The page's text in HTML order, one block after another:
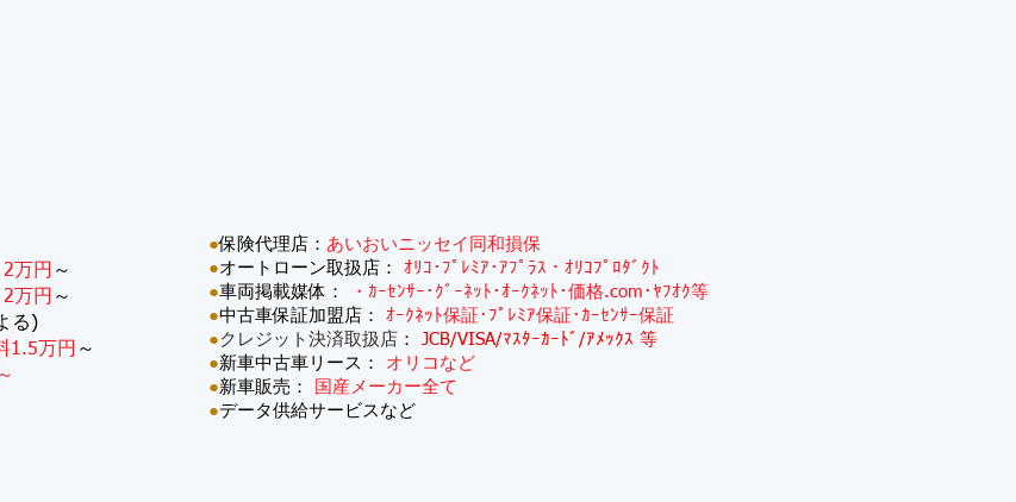
万円 ～
万円 ～
る)
1.5万円 ～
●保険代理店： あいおいニッセイ同和損保
●オートローン取扱店： ｵﾘｺ･ﾌﾟﾚﾐｱ･ｱﾌﾟﾗｽ・ｵﾘｺﾌﾟﾛﾀﾞｸﾄ
●車両掲載媒体：
・ｶｰｾﾝｻｰ･ｸﾞｰﾈｯﾄ･ｵｰｸﾈｯﾄ･価格.com･ﾔﾌｵｸ等
●中古車保証加盟店： ｵｰｸﾈｯﾄ保証･ﾌﾟﾚﾐｱ保証･ｶｰｾﾝｻｰ保証
● クレジット決済取扱店 ： JCB/VISA/ﾏｽﾀｰｶｰﾄﾞ/ｱﾒｯｸｽ 等
●新車中古車リース：
オリコなど
●新車販売：
国産メーカー全て
●データ供給サービスなど